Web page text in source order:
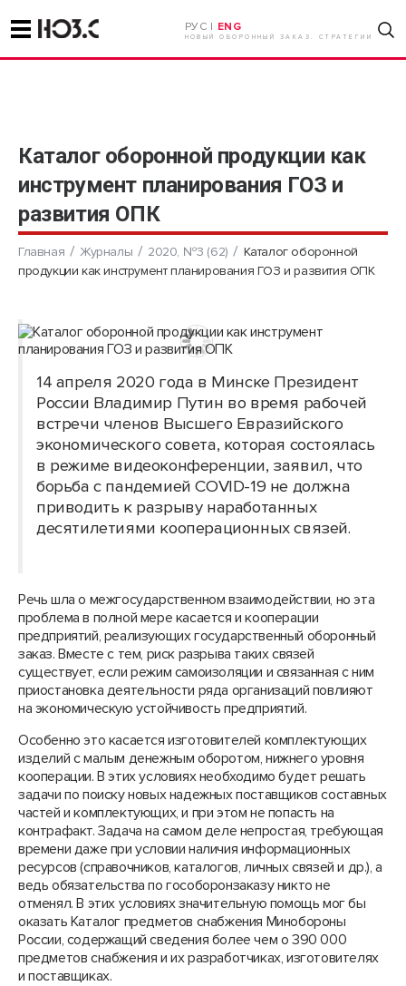
РУС | ENG
НОВЫЙ ОБОРОННЫЙ ЗАКАЗ. СТРАТЕГИИ
Каталог оборонной продукции как
инструмент планирования ГОЗ и
развития ОПК
Главная Журналы 2020, №3 (62)
Каталог оборонной
продукции как инструмент планирования ГОЗ и развития ОПК
14 апреля 2020 года в Минске Президент
России Владимир Путин во время рабочей
встречи членов Высшего Евразийского
экономического совета, которая состоялась
в режиме видеоконференции, заявил, что
борьба с пандемией COVID-19 не должна
приводить к разрыву наработанных
десятилетиями кооперационных связей.
Речь шла о межгосударственном взаимодействии, но эта
проблема в полной мере касается и кооперации
предприятий, реализующих государственный оборонный
заказ. Вместе с тем, риск разрыва таких связей
существует, если режим самоизоляции и связанная с ним
приостановка деятельности ряда организаций повлияют
на экономическую устойчивость предприятий.
Особенно это касается изготовителей комплектующих
изделий с малым денежным оборотом, нижнего уровня
кооперации. В этих условиях необходимо будет решать
задачи по поиску новых надежных поставщиков составных
частей и комплектующих, и при этом не попасть на
контрафакт. Задача на самом деле непростая, требующая
времени даже при условии наличия информационных
ресурсов (справочников, каталогов, личных связей и др.), а
ведь обязательства по гособоронзаказу никто не
отменял. В этих условиях значительную помощь мог бы
оказать Каталог предметов снабжения Минобороны
России, содержащий сведения более чем о 390 000
предметов снабжения и их разработчиках, изготовителях
и поставщиках.